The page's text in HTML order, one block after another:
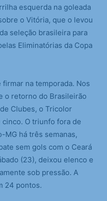
esquerda na goleada
o Vitória, que o levou
seleção brasileira para
Eliminatórias da Copa
na temporada. Nos
o retorno do Brasileirão
Clubes, o Tricolor
O triunfo fora de
MG há três semanas,
sem gols com o Ceará
(23), deixou elenco e
sob pressão. A
24 pontos.